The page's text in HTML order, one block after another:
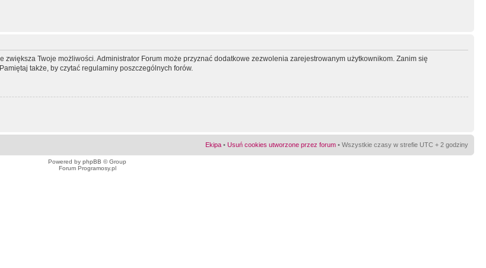
Twoje możliwości. Administrator Forum może przyznać dodatkowe zezwolenia zarejestrowanym użytkownikom. Zanim się
także, by czytać regulaminy poszczególnych forów.
Ekipa • Usuń cookies utworzone przez forum • Wszystkie czasy w strefie UTC + 2 godziny
Powered by phpBB © Group
Forum Programosy.pl